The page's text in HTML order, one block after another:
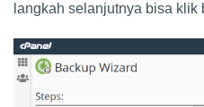
langkah selanjutnya bisa